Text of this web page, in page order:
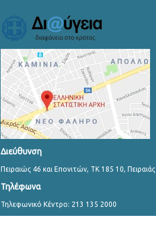
Διεύθυνση
Πειραιώς 46 και Επονιτών, ΤΚ 185 10, Πειραιάς
Τηλέφωνα
Τηλεφωνικό Κέντρο: 213 135 2000